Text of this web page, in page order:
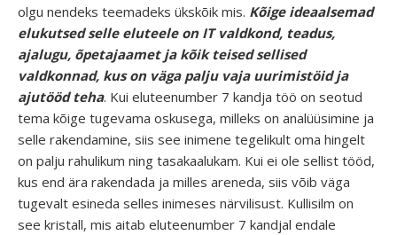
olgu nendeks teemadeks ükskõik mis. Kõige ideaalsemad
elukutsed selle eluteele on IT valdkond, teadus,
ajalugu, õpetajaamet ja kõik teised sellised
valdkonnad, kus on väga palju vaja uurimistöid ja
ajutööd teha. Kui eluteenumber 7 kandja töö on seotud
tema kõige tugevama oskusega, milleks on analüüsimine ja
selle rakendamine, siis see inimene tegelikult oma hingelt
on palju rahulikum ning tasakaalukam. Kui ei ole sellist tööd,
kus end ära rakendada ja milles areneda, siis võib väga
tugevalt esineda selles inimeses närvilisust. Kullisilm on
see kristall, mis aitab eluteenumber 7 kandjal endale